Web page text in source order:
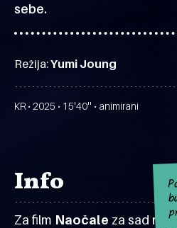
sebe.
Režija:Yumi Joung
KR • 2025 • 15'40'' • animirani
Info
Za film Naočale za sad